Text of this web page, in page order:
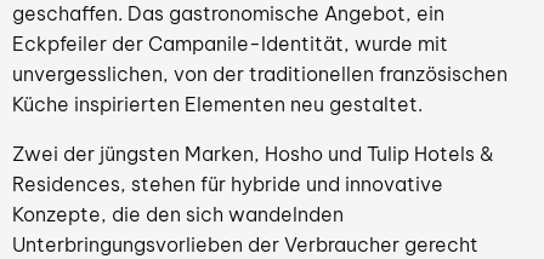
geschaffen. Das gastronomische Angebot, ein
Eckpfeiler der Campanile-Identität, wurde mit
unvergesslichen, von der traditionellen französischen
Küche inspirierten Elementen neu gestaltet.
Zwei der jüngsten Marken, Hosho und Tulip Hotels &
Residences, stehen für hybride und innovative
Konzepte, die den sich wandelnden
Unterbringungsvorlieben der Verbraucher gerecht